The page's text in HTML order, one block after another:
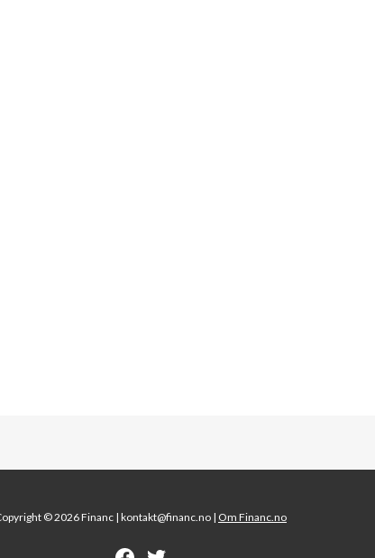
© 2026 Financ |kontakt@financ.no | Om Financ.no